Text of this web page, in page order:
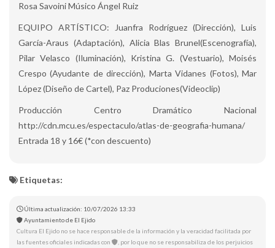
Rosa Savoini Músico Ángel Ruiz
EQUIPO ARTÍSTICO: Juanfra Rodríguez (Dirección), Luis
García-Araus (Adaptación), Alicia Blas Brunel(Escenografía),
Pilar Velasco (Iluminación), Kristina G. (Vestuario), Moisés
Crespo (Ayudante de dirección), Marta Vidanes (Fotos), Mar
López (Diseño de Cartel), Paz Produciones(Videoclip)
Producción Centro Dramático Nacional
http://cdn.mcu.es/espectaculo/atlas-de-geografia-humana/
Entrada 18 y 16€ (*con descuento)
Etiquetas:
Última actualización: 10/07/2026 13:33
Ayuntamiento de El Ejido
Cultura El Ejido no se hace responsable de la información y la veracidad facilitada por
las fuentes oficiales indicadas con
, por lo que no se responsabiliza de los perjuicios